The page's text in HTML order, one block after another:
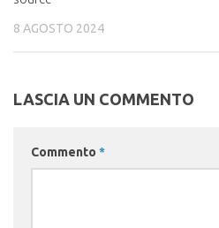
8 AGOSTO 2024
LASCIA UN COMMENTO
Commento *